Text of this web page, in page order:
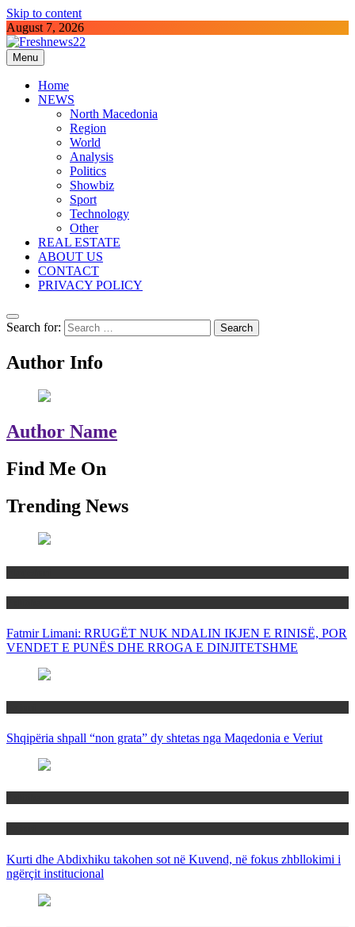
Skip to content
August 7, 2026
Freshnews22
Best News Website in North Macedonia
Menu
Home
NEWS
North Macedonia
Region
World
Analysis
Politics
Showbiz
Sport
Technology
Other
REAL ESTATE
ABOUT US
CONTACT
PRIVACY POLICY
Search for:
Author Info
Author Name
Find Me On
Trending News
Fatmir Limani: RRUGËT NUK NDALIN IKJEN E RINISË, POR
VENDET E PUNËS DHE RROGA E DINJITETSHME
Shqipëria shpall “non grata” dy shtetas nga Maqedonia e Veriut
Kurti dhe Abdixhiku takohen sot në Kuvend, në fokus zhbllokimi i
ngërçit institucional